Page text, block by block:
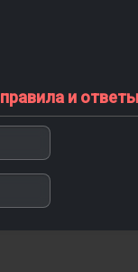
правила и